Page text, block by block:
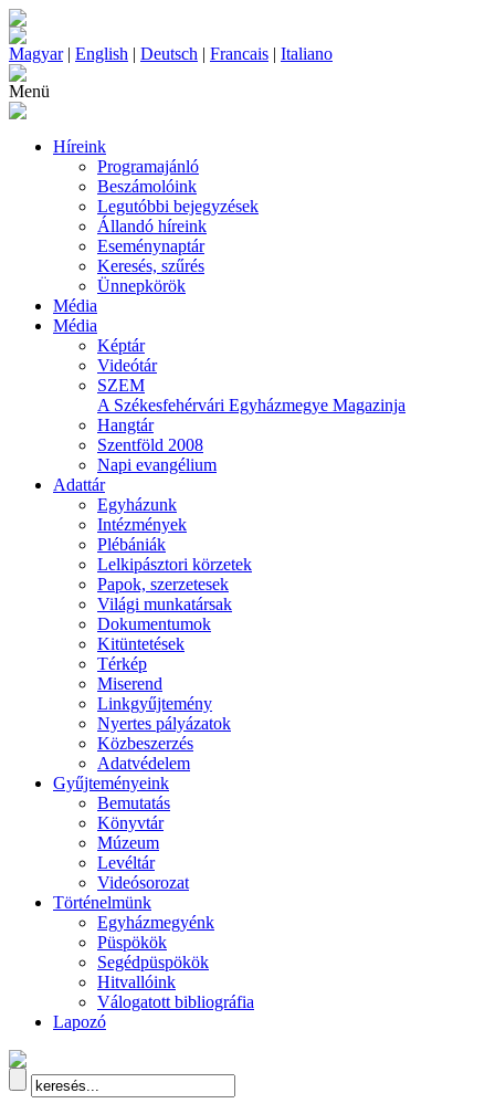
Magyar| English | Deutsch | Francais | Italiano
Menü
Híreink
Programajánló
Beszámolóink
Legutóbbi bejegyzések
Állandó híreink
Eseménynaptár
Keresés, szűrés
Ünnepkörök
Média
Média
Képtár
Videótár
SZEM
A Székesfehérvári Egyházmegye Magazinja
Hangtár
Szentföld 2008
Napi evangélium
Adattár
Egyházunk
Intézmények
Plébániák
Lelkipásztori körzetek
Papok, szerzetesek
Világi munkatársak
Dokumentumok
Kitüntetések
Térkép
Miserend
Linkgyűjtemény
Nyertes pályázatok
Közbeszerzés
Adatvédelem
Gyűjteményeink
Bemutatás
Könyvtár
Múzeum
Levéltár
Videósorozat
Történelmünk
Egyházmegyénk
Püspökök
Segédpüspökök
Hitvallóink
Válogatott bibliográfia
Lapozó